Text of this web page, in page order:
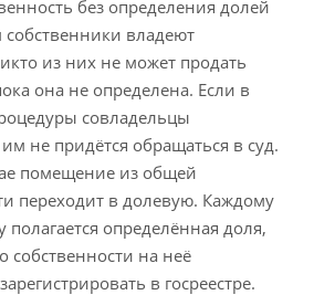
без определения долей
владеют
из них не может продать
она не определена. Если в
совладельцы
им не придётся обращаться в суд.
помещение из общей
переходит в долевую. Каждому
полагается определённая доля,
собственности на неё
в госреестре.